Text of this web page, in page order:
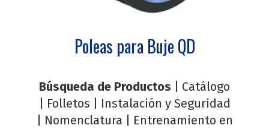
Poleas para Buje QD
Búsqueda de Productos
Catálogo
Folletos
Instalación y Seguridad
Nomenclatura
Entrenamiento en